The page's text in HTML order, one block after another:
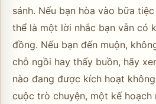
sánh. Nếu bạn hòa vào bữa
thể là một lời nhắc bạn vẫn có
đồng. Nếu bạn đến muộn,
chỗ ngồi hay thấy buồn, hãy
nào đang được kích hoạt
cuộc trò chuyện, một kế hoạch